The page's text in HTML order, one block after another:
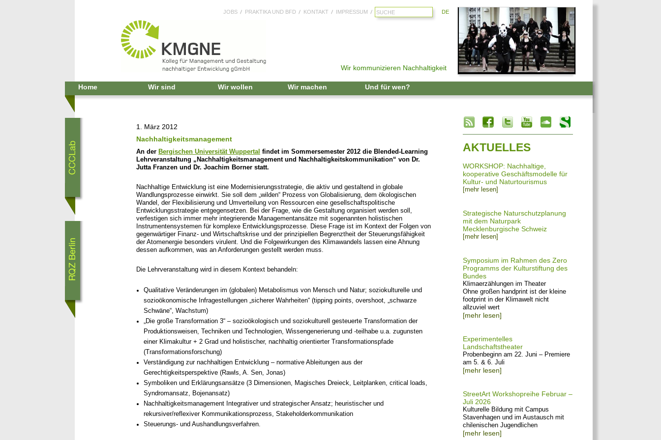
Wir kommunizieren Nachhaltigkeit
JOBS PRAKTIKA UND BFD KONTAKT IMPRESSUM DE
info heading
Zum Inhalt springen
Home Wir sind Wir wollen Wir machen Und für wen?
1. März 2012
Nachhaltigkeitsmanagement
An der Bergischen Universität Wuppertal findet im Sommersemester 2012 die Blended-Learning
Lehrveranstaltung „Nachhaltigkeitsmanagement und Nachhaltigkeitskommunikation“ von Dr.
Jutta Franzen und Dr. Joachim Borner statt.
Nachhaltige Entwicklung ist eine Modernisierungsstrategie, die aktiv und gestaltend in globale
Wandlungsprozesse einwirkt. Sie soll dem „wilden“ Prozess von Globalisierung, dem ökologischen
Wandel, der Flexibilisierung und Umverteilung von Ressourcen eine gesellschaftspolitische
Entwicklungsstrategie entgegensetzen. Bei der Frage, wie die Gestaltung organisiert werden soll,
verfestigen sich immer mehr integrierende Managementansätze mit sogenannten holistischen
Instrumentensystemen für komplexe Entwicklungsprozesse. Diese Frage ist im Kontext der Folgen von
gegenwärtiger Finanz- und Wirtschaftskrise und der prinzipiellen Begrenztheit der Steuerungsfähigkeit
der Atomenergie besonders virulent. Und die Folgewirkungen des Klimawandels lassen eine Ahnung
dessen aufkommen, was an Anforderungen gestellt werden muss.
Die Lehrveranstaltung wird in diesem Kontext behandeln:
Qualitative Veränderungen im (globalen) Metabolismus von Mensch und Natur; soziokulturelle und
sozioökonomische Infragestellungen „sicherer Wahrheiten“ (tipping points, overshoot, „schwarze
Schwäne“, Wachstum)
„Die große Transformation 3“ – sozioökologisch und soziokulturell gesteuerte Transformation der
Produktionsweisen, Techniken und Technologien, Wissengenerierung und -teilhabe u.a. zugunsten
einer Klimakultur + 2 Grad und holistischer, nachhaltig orientierter Transformationspfade
(Transformationsforschung)
Verständigung zur nachhaltigen Entwicklung – normative Ableitungen aus der
Gerechtigkeitsperspektive (Rawls, A. Sen, Jonas)
Symboliken und Erklärungsansätze (3 Dimensionen, Magisches Dreieck, Leitplanken, critical loads,
Syndromansatz, Bojenansatz)
Nachhaltigkeitsmanagement Integrativer und strategischer Ansatz; heuristischer und
rekursiver/reflexiver Kommunikationsprozess, Stakeholderkommunikation
Steuerungs- und Aushandlungsverfahren.
AKTUELLES
WORKSHOP: Nachhaltige,
kooperative Geschäftsmodelle für
Kultur- und Naturtourismus
[mehr lesen]
Strategische Naturschutzplanung
mit dem Naturpark
Mecklenburgische Schweiz
[mehr lesen]
Symposium im Rahmen des Zero
Programms der Kulturstiftung des
Bundes
Klimaerzählungen im Theater
Ohne großen handprint ist der kleine
footprint in der Klimawelt nicht
allzuviel wert
[mehr lesen]
Experimentelles
Landschaftstheater
Probenbeginn am 22. Juni – Premiere
am 5. & 6. Juli
[mehr lesen]
StreetArt Workshopreihe Februar –
Juli 2026
Kulturelle Bildung mit Campus
Stavenhagen und im Austausch mit
chilenischen Jugendlichen
[mehr lesen]